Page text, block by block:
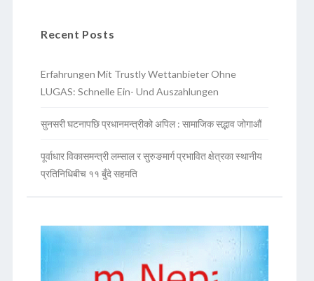
Recent Posts
Erfahrungen Mit Trustly Wettanbieter Ohne
LUGAS: Schnelle Ein- Und Auszahlungen
सुनसरी घटनापछि प्रधानमन्त्रीको अपिल : सामाजिक सद्भाव जोगाऔं
पूर्वाधार विकासमन्त्री लम्साल र सुरुङमार्ग प्रभावित क्षेत्रका स्थानीय
प्रतिनिधिबीच ११ बुँदे सहमति